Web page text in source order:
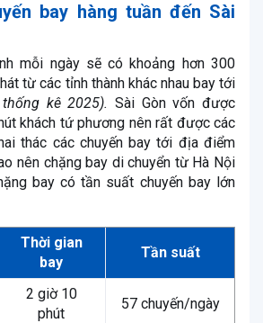
bay hàng tuần đến Sài
mỗi ngày sẽ có khoảng hơn 300
từ các tỉnh thành khác nhau bay tới
kê 2025). Sài Gòn vốn được
khách tứ phương nên rất được các
thác các chuyến bay tới địa điểm
nên chặng bay di chuyển từ Hà Nội
bay có tần suất chuyến bay lớn
Thời gian
bay
Tần suất
2 giờ 10
phút
57 chuyến/ngày